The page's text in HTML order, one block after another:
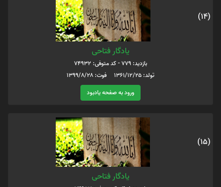
(14)
یادگار فتاحی
بازدید: 779 - کد متوفی: 74932
تولد: ۱۳۶۱/۱۲/۲۵ فوت: ۱۳۹۹/۸/۲۸
ورود به صفحه یادبود
(15)
یادگار فتاحی